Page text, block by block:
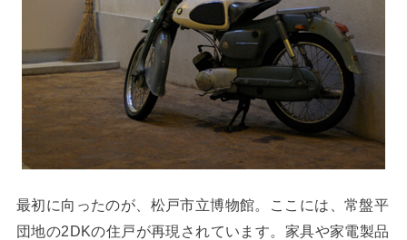
最初に向ったのが、松戸市立博物館。ここには、常盤平
団地の2DKの住戸が再現されています。家具や家電製品